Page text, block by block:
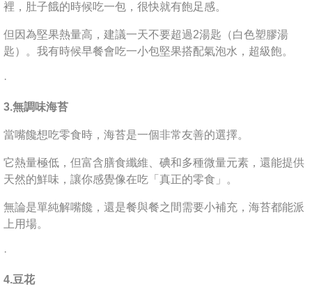
裡，肚子餓的時候吃一包，很快就有飽足感。
但因為堅果熱量高，建議一天不要超過2湯匙（白色塑膠湯
匙）。我有時候早餐會吃一小包堅果搭配氣泡水，超級飽。
·
3.無調味海苔
當嘴饞想吃零食時，海苔是一個非常友善的選擇。
它熱量極低，但富含膳食纖維、碘和多種微量元素，還能提供
天然的鮮味，讓你感覺像在吃「真正的零食」。
無論是單純解嘴饞，還是餐與餐之間需要小補充，海苔都能派
上用場。
·
4.豆花